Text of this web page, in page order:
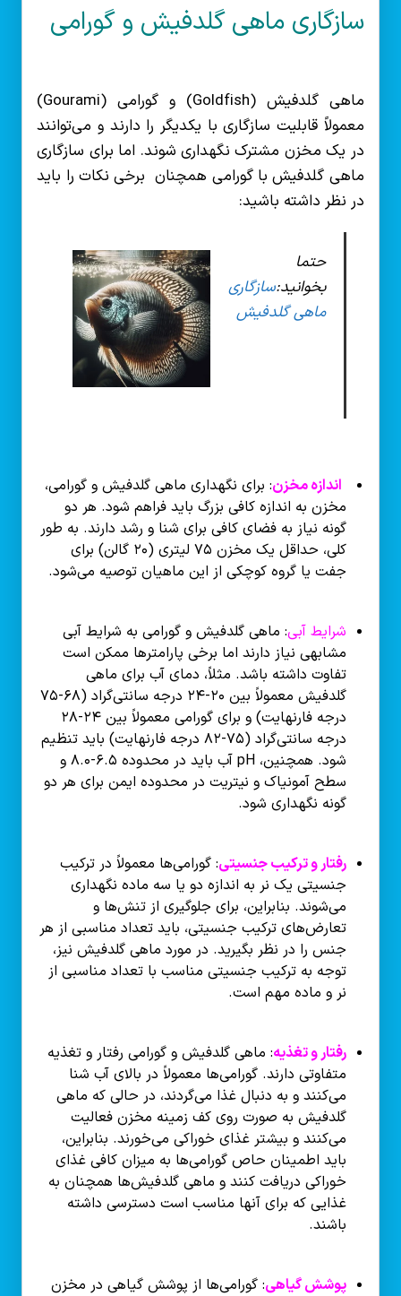
سازگاری ماهی گلدفیش و گورامی
ماهی گلدفیش (Goldfish) و گورامی (Gourami)
معمولاً قابلیت سازگاری با یکدیگر را دارند و می‌توانند
در یک مخزن مشترک نگهداری شوند. اما برای سازگاری
ماهی گلدفیش با گورامی همچنان برخی نکات را باید
در نظر داشته باشید:
حتما
بخوانید:سازگاری
ماهی گلدفیش
اندازه مخزن: برای نگهداری ماهی گلدفیش و گورامی،
مخزن به اندازه کافی بزرگ باید فراهم شود. هر دو
گونه نیاز به فضای کافی برای شنا و رشد دارند. به طور
کلی، حداقل یک مخزن ۷۵ لیتری (۲۰ گالن) برای
جفت یا گروه کوچکی از این ماهیان توصیه می‌شود.
شرایط آبی: ماهی گلدفیش و گورامی به شرایط آبی
مشابهی نیاز دارند اما برخی پارامترها ممکن است
تفاوت داشته باشد. مثلاً، دمای آب برای ماهی
گلدفیش معمولاً بین ۲۰-۲۴ درجه سانتی‌گراد (۶۸-۷۵
درجه فارنهایت) و برای گورامی معمولاً بین ۲۴-۲۸
درجه سانتی‌گراد (۷۵-۸۲ درجه فارنهایت) باید تنظیم
شود. همچنین، pH آب باید در محدوده ۶.۵-۸.۰ و
سطح آمونیاک و نیتریت در محدوده ایمن برای هر دو
گونه نگهداری شود.
رفتار و ترکیب جنسیتی: گورامی‌ها معمولاً در ترکیب
جنسیتی یک نر به اندازه دو یا سه ماده نگهداری
می‌شوند. بنابراین، برای جلوگیری از تنش‌ها و
تعارض‌های ترکیب جنسیتی، باید تعداد مناسبی از هر
جنس را در نظر بگیرید. در مورد ماهی گلدفیش نیز،
توجه به ترکیب جنسیتی مناسب با تعداد مناسبی از
نر و ماده مهم است.
رفتار و تغذیه: ماهی گلدفیش و گورامی رفتار و تغذیه
متفاوتی دارند. گورامی‌ها معمولاً در بالای آب شنا
می‌کنند و به دنبال غذا می‌گردند، در حالی که ماهی
گلدفیش به صورت روی کف زمینه مخزن فعالیت
می‌کنند و بیشتر غذای خوراکی می‌خورند. بنابراین،
باید اطمینان حاص گورامی‌ها به میزان کافی غذای
خوراکی دریافت کنند و ماهی گلدفیش‌ها همچنان به
غذایی که برای آنها مناسب است دسترسی داشته
باشند.
پوشش گیاهی: گورامی‌ها از پوشش گیاهی در مخزن